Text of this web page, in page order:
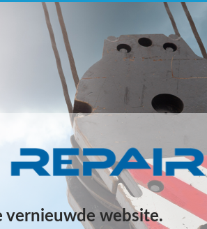
vernieuwde website.